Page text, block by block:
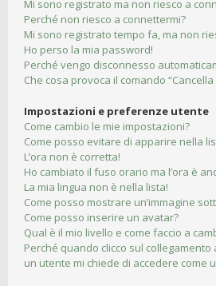
Mi sono registrato ma non riesco a
Perché non riesco a connettermi?
Mi sono registrato tempo fa, ma non
Ho perso la mia password!
Perché vengo disconnesso
Che cosa provoca il comando “Cancella
Impostazioni e preferenze utente
Come cambio le mie impostazioni?
Come posso evitare di apparire nella
L’ora non è corretta!
Ho cambiato il fuso orario ma l’ora è
La mia lingua non è nella lista!
Come posso mostrare un’immagine
Come posso inserire un avatar?
Qual è il mio livello e come faccio a
Perché quando clicco sul collegamento
un utente mi chiede di accedere come